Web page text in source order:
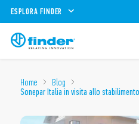
ESPLORA FINDER
Home
Blog
Sonepar Italia in visita allo